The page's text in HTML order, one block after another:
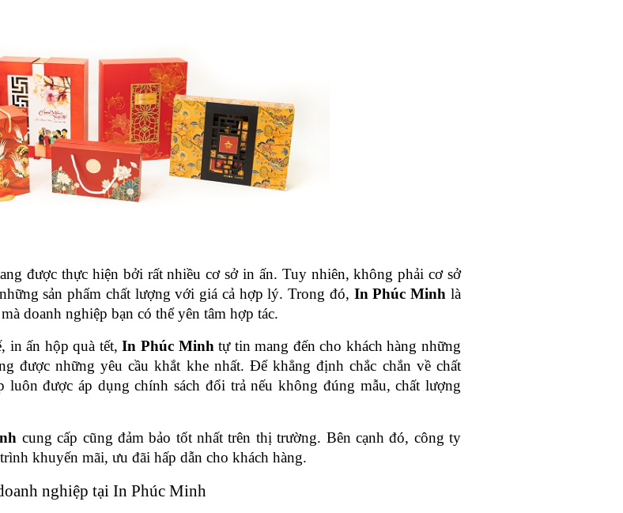
được thực hiện bởi rất nhiều cơ sở in ấn. Tuy nhiên, không phải cơ sở
sản phẩm chất lượng với giá cả hợp lý. Trong đó, In Phúc Minh là
doanh nghiệp bạn có thể yên tâm hợp tác.
in ấn hộp quà tết, In Phúc Minh tự tin mang đến cho khách hàng những
được những yêu cầu khắt khe nhất. Để khẳng định chắc chắn về chất
luôn được áp dụng chính sách đổi trả nếu không đúng mẫu, chất lượng
cung cấp cũng đảm bảo tốt nhất trên thị trường. Bên cạnh đó, công ty
khuyến mãi, ưu đãi hấp dẫn cho khách hàng.
nghiệp tại In Phúc Minh